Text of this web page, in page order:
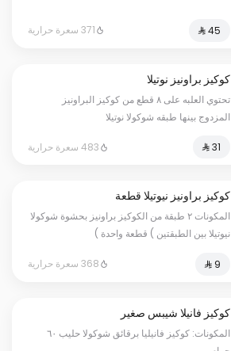
371 سعرة حرارية
كوكيز براونيز نوتيلا
تحتوي العلبه على ٨ قطع من كوكيز البراونيز
المزدوج بينها طبقه شوكولا نوتيلا
483 سعرة حرارية
كوكيز براونيز نيوتيلا قطعة
المكونات ٢ طبقة من الكوكيز براونيز بحشوة شوكولا
نيوتيلا بين الطبقتين ) قطعة واحدة )
368 سعرة حرارية
كوكيز فانيلا شيبس صغير
المكونات: كوكيز فانيليا برقائق شوكولا حليب ٦٠